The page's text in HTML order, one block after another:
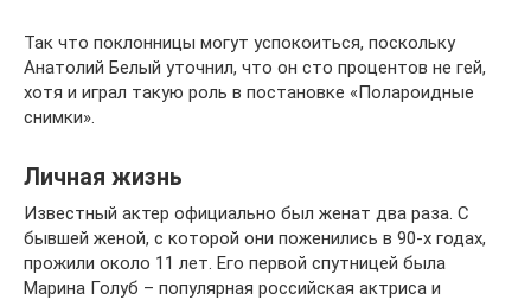
Так что поклонницы могут успокоиться, поскольку
Анатолий Белый уточнил, что он сто процентов не гей,
хотя и играл такую роль в постановке «Полароидные
снимки».
Личная жизнь
Известный актер официально был женат два раза. С
бывшей женой, с которой они поженились в 90-х годах,
прожили около 11 лет. Его первой спутницей была
Марина Голуб – популярная российская актриса и